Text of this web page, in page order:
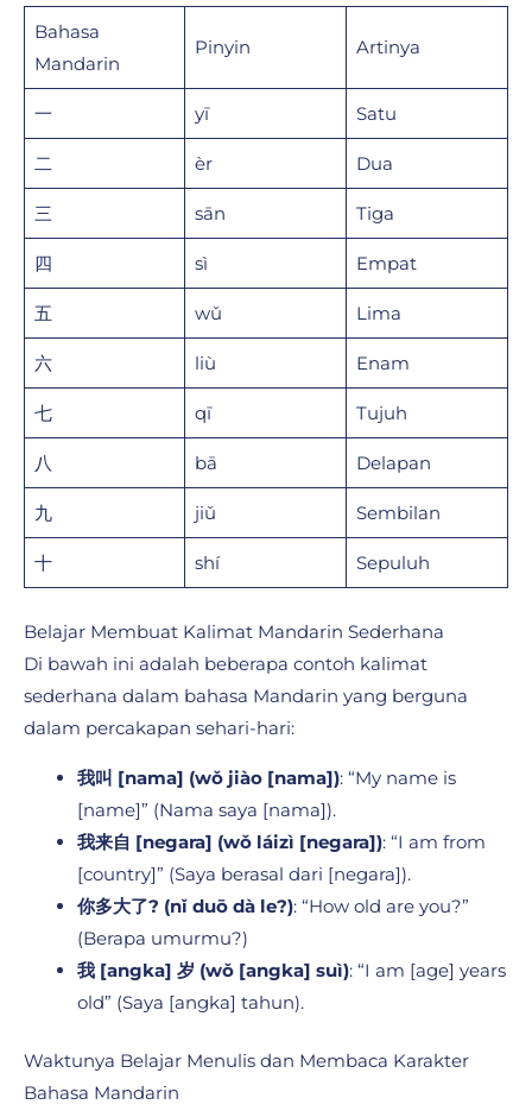
Bahasa
Mandarin
Pinyin Artinya
一 yī Satu
二 èr Dua
三 sān Tiga
四 sì Empat
五 wǔ Lima
六 liù Enam
七 qī Tujuh
八 bā Delapan
九 jiǔ Sembilan
十 shí Sepuluh
Belajar Membuat Kalimat Mandarin Sederhana
Di bawah ini adalah beberapa contoh kalimat
sederhana dalam bahasa Mandarin yang berguna
dalam percakapan sehari-hari:
我叫 [nama] (wǒ jiào [nama]): “My name is
[name]” (Nama saya [nama]).
我来自 [negara] (wǒ láizì [negara]): “I am from
[country]” (Saya berasal dari [negara]).
你多大了? (nǐ duō dà le?): “How old are you?”
(Berapa umurmu?)
我 [angka] 岁 (wǒ [angka] suì): “I am [age] years
old” (Saya [angka] tahun).
Waktunya Belajar Menulis dan Membaca Karakter
Bahasa Mandarin